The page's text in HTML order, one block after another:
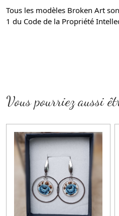
Tous les modèles Broken Art
1 du Code de la Propriété
Vous pourriez aussi